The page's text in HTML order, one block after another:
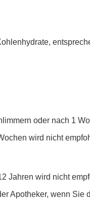
oder nach 1
wird nicht
Jahren wird nicht
Apotheker, wenn